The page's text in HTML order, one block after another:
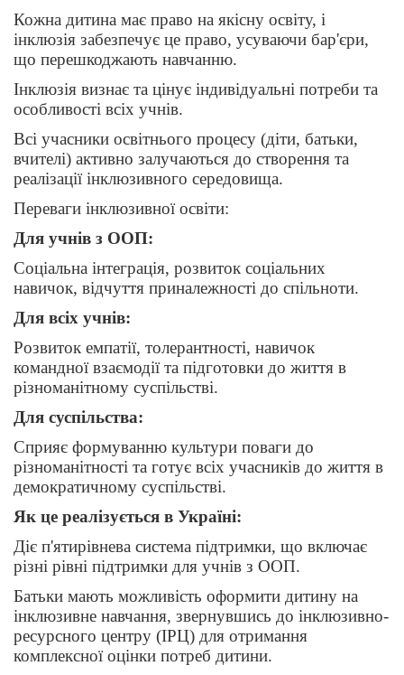
Кожна дитина має право на якісну освіту, і
інклюзія забезпечує це право, усуваючи бар'єри,
що перешкоджають навчанню.
Інклюзія визнає та цінує індивідуальні потреби та
особливості всіх учнів.
Всі учасники освітнього процесу (діти, батьки,
вчителі) активно залучаються до створення та
реалізації інклюзивного середовища.
Переваги інклюзивної освіти:
Для учнів з ООП:
Соціальна інтеграція, розвиток соціальних
навичок, відчуття приналежності до спільноти.
Для всіх учнів:
Розвиток емпатії, толерантності, навичок
командної взаємодії та підготовки до життя в
різноманітному суспільстві.
Для суспільства:
Сприяє формуванню культури поваги до
різноманітності та готує всіх учасників до життя в
демократичному суспільстві.
Як це реалізується в Україні:
Діє п'ятирівнева система підтримки, що включає
різні рівні підтримки для учнів з ООП.
Батьки мають можливість оформити дитину на
інклюзивне навчання, звернувшись до інклюзивно-
ресурсного центру (ІРЦ) для отримання
комплексної оцінки потреб дитини.